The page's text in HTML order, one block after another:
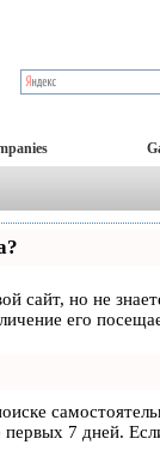
сайт, но не
его
7 дней.